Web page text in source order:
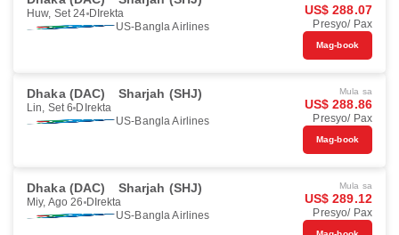
Huw, Set 24 DIrekta
US-Bangla Airlines
US$ 288.07
Presyo/ Pax
Mag-book
Dhaka (DAC) Sharjah (SHJ)
Lin, Set 6 DIrekta
US-Bangla Airlines
Mula sa
US$ 288.86
Presyo/ Pax
Mag-book
Dhaka (DAC) Sharjah (SHJ)
Miy, Ago 26 DIrekta
US-Bangla Airlines
Mula sa
US$ 289.12
Presyo/ Pax